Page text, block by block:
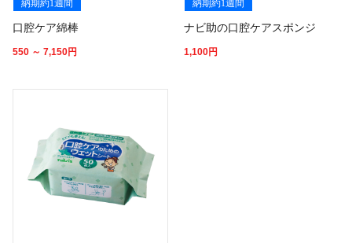
納期約1週間
口腔ケア綿棒
550 ～ 7,150円
納期約1週間
ナビ助の口腔ケアスポンジ
1,100円